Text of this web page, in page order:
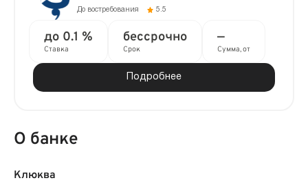
До востребования 5.5
до 0.1 %
Ставка
бессрочно
Срок
—
Сумма, от
Подробнее
О банке
Клюква